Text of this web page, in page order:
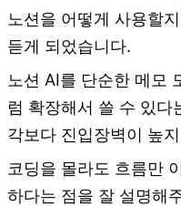
노션을 어떻게 사용할
듣게 되었습니다.
노션 AI를 단순한 메모
럼 확장해서 쓸 수 있다
각보다 진입장벽이 높
코딩을 몰라도 흐름만
하다는 점을 잘 설명해